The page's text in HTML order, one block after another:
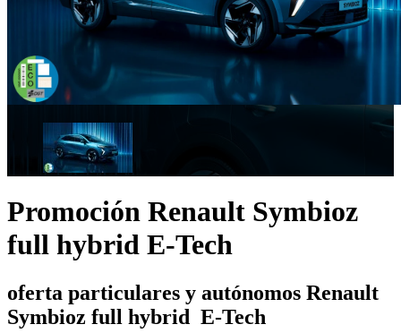
Promoción Renault Symbioz
full hybrid E-Tech
oferta particulares y autónomos Renault
Symbioz full hybrid E-Tech